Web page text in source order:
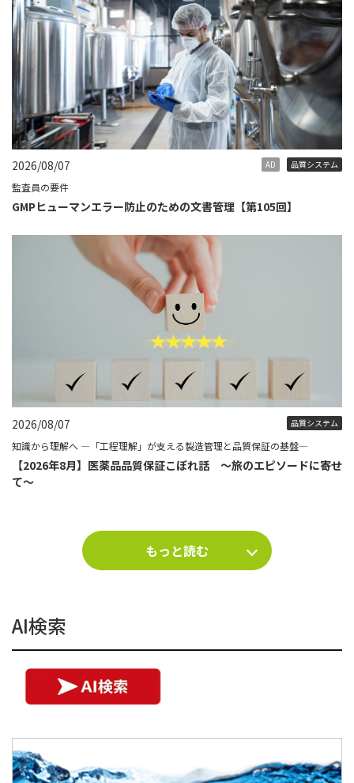
2026/08/07 AD 品質システム
監査員の要件
GMPヒューマンエラー防止のための文書管理【第105回】
2026/08/07 品質システム
知識から理解へ ―「工程理解」が支える製造管理と品質保証の基盤―
【2026年8月】医薬品品質保証こぼれ話 ～旅のエピソードに寄せ
て～
もっと読む
AI検索